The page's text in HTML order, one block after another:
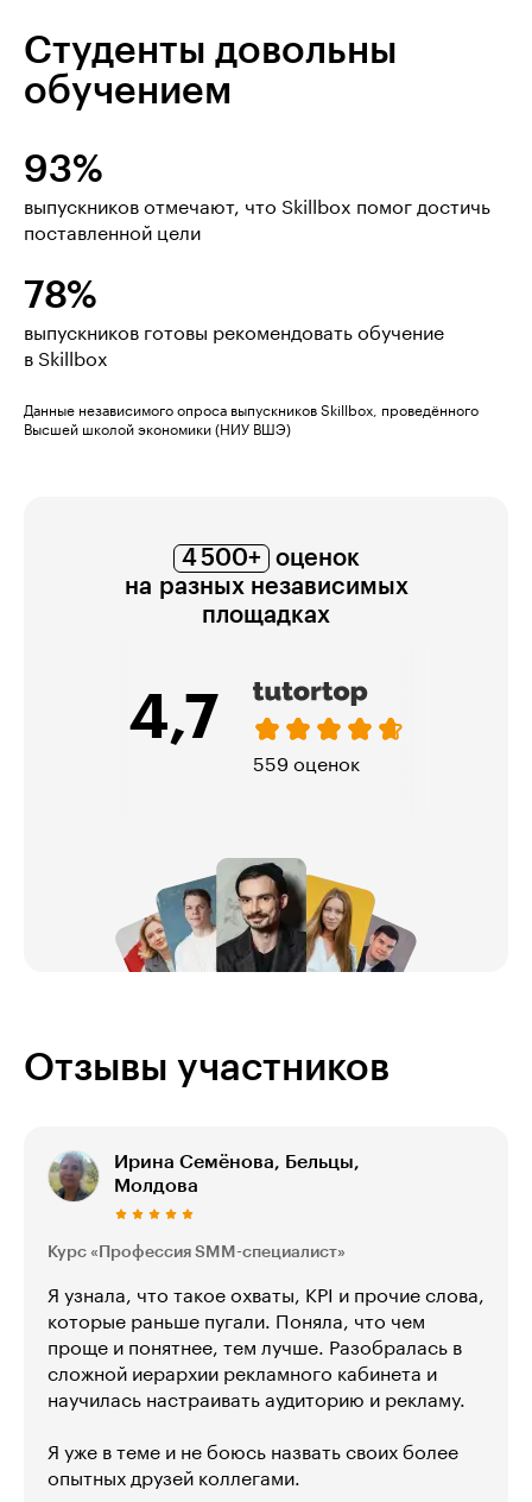
Студенты довольны
обучением
93%
выпускников отмечают, что Skillbox помог достичь
поставленной цели
78%
выпускников готовы рекомендовать обучение
в Skillbox
Данные независимого опроса выпускников Skillbox, проведённого
Высшей школой экономики (НИУ ВШЭ)
4 500+ оценок
на разных независимых
площадках
5,0
321 оценка
Отзывы участников
Ирина Семёнова, Бельцы,
Молдова
Курс «Профессия SMM-специалист»
Я узнала, что такое охваты, KPI и прочие слова,
которые раньше пугали. Поняла, что чем
проще и понятнее, тем лучше. Разобралась в
сложной иерархии рекламного кабинета и
научилась настраивать аудиторию и рекламу.
Я уже в теме и не боюсь назвать своих более
опытных друзей коллегами.